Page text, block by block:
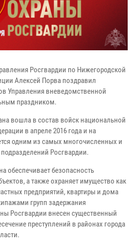
Росгвардии по Нижегородской
Алексей Порва поздравил
Управления вневедомственной
праздником.
вошла в состав войск национальной
в апреле 2016 года и на
одним из самых многочисленных и
Росгвардии.
обеспечивает безопасность
а также охраняет имущество как
предприятий, квартиры и дома
групп задержания
Росгвардии внесен существенный
преступлений в районах города